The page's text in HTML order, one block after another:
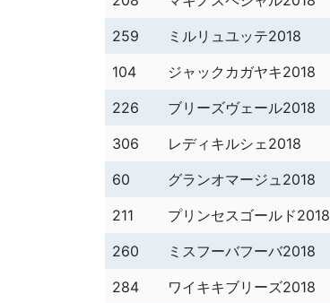
259
ミルリュユッテ2018
104
ジャックカガヤキ2018
226
ブリーズヴェール2018
306
レディキルシェ2018
60
グランオマージュ2018
211
プリンセスゴールド2018
260
ミスフーバフーバ2018
284
ワイキキブリーズ2018